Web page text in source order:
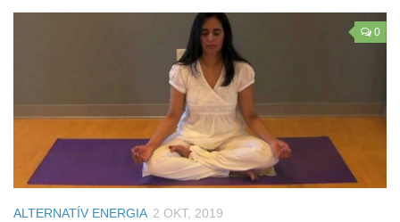
0
ALTERNATÍV ENERGIA 2 OKT, 2019